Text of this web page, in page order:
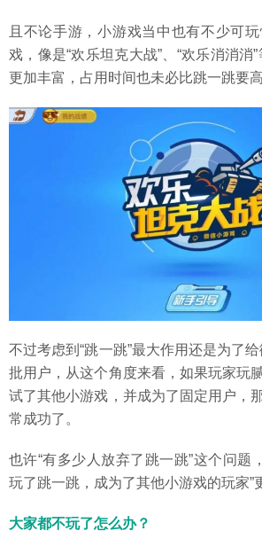
且不论手游，小游戏当中也有不少可
戏，像是“欢乐坦克大战”、“欢乐消消消
更加丰富，占用时间也未必比跳一跳要高
不过考虑到“跳一跳”最大作用还是为了
批用户，从这个角度来看，如果玩家玩
试了其他小游戏，并成为了固定用户，
常成功了。
也许“有多少人放弃了跳一跳”这个问题
玩了跳一跳，成为了其他小游戏的玩家”
大家都不玩了怎么办？